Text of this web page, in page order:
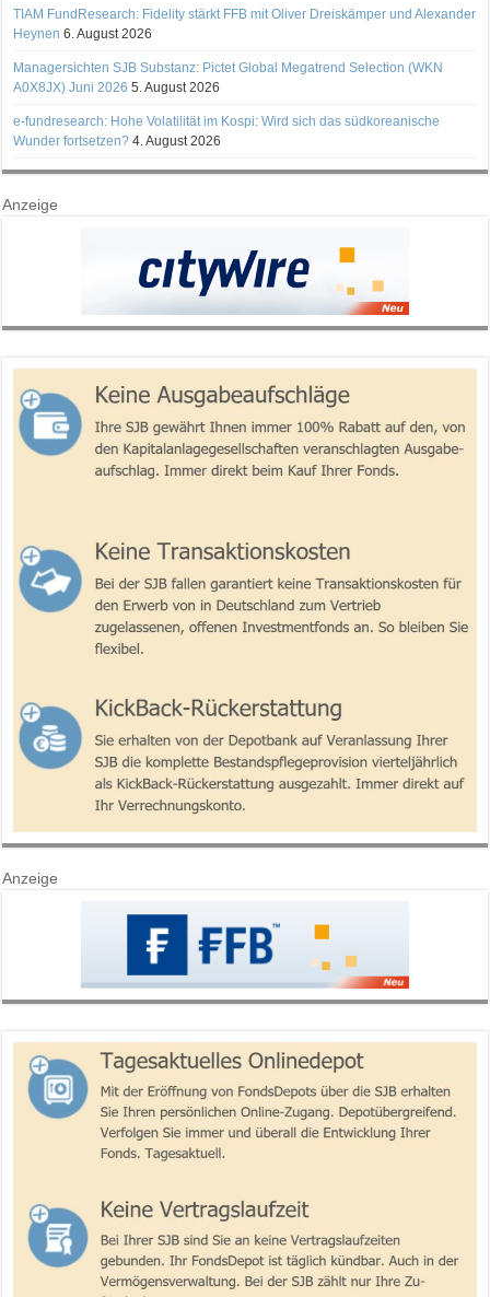
TIAM FundResearch: Fidelity stärkt FFB mit Oliver Dreiskämper und Alexander
Heynen 6. August 2026
Managersichten SJB Substanz: Pictet Global Megatrend Selection (WKN
A0X8JX) Juni 2026 5. August 2026
e-fundresearch: Hohe Volatilität im Kospi: Wird sich das südkoreanische
Wunder fortsetzen? 4. August 2026
Anzeige
Anzeige